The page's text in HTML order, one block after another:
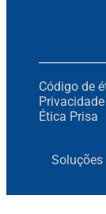
Código de
Privacidade
Ética Prisa